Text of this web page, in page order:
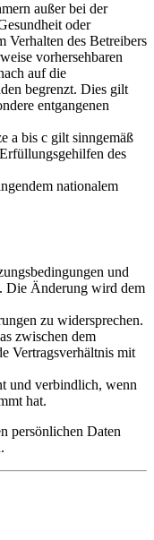
außer bei der
oder
Verhalten des Betreibers
vorhersehbaren
auf die
begrenzt. Dies gilt
entgangenen
a bis c gilt sinngemäß
des
nationalem
und
Die Änderung wird dem
zu widersprechen.
zwischen dem
Vertragsverhältnis mit
und verbindlich, wenn
hat.
persönlichen Daten